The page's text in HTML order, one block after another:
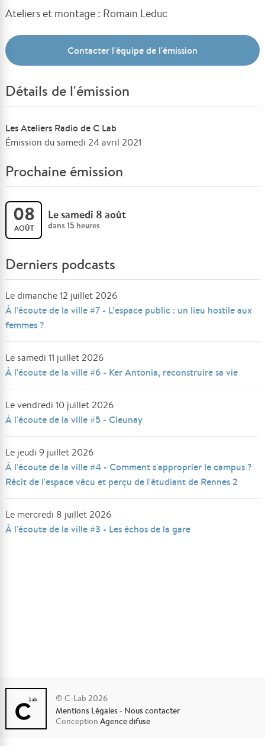
Ateliers et montage : Romain Leduc
Contacter l'équipe de l'émission
Détails de l'émission
Les Ateliers Radio de C Lab
Émission du samedi 24 avril 2021
Prochaine émission
08
AOÛT
Le samedi 8 août
dans 15 heures
Derniers podcasts
Le dimanche 12 juillet 2026
À l'écoute de la ville #7 - L’espace public : un lieu hostile aux
femmes ?
Le samedi 11 juillet 2026
À l'écoute de la ville #6 - Ker Antonia, reconstruire sa vie
Le vendredi 10 juillet 2026
À l'écoute de la ville #5 - Cleunay
Le jeudi 9 juillet 2026
À l'écoute de la ville #4 - Comment s'approprier le campus ?
Récit de l'espace vécu et perçu de l'étudiant de Rennes 2
Le mercredi 8 juillet 2026
À l'écoute de la ville #3 - Les échos de la gare
© C-Lab 2026
Mentions Légales - Nous contacter
ConceptionAgence difuse